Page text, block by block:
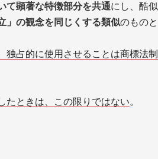
て顕著な特徴部分を共通にし、酷似
」の観念を同じくする類似のものと
占的に使用させることは商標法制
たときは、この限りではない。